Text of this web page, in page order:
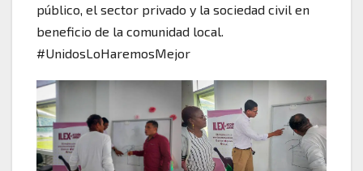
público, el sector privado y la sociedad civil en
beneficio de la comunidad local.
#UnidosLoHaremosMejor